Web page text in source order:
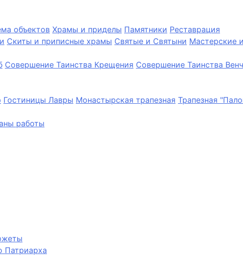
объектов Храмы и приделы Памятники Реставрация
Скиты и приписные храмы Святые и Святыни Мастерские
Совершение Таинства Крещения Совершение Таинства
Гостиницы Лавры Монастырская трапезная Трапезная
работы
Патриарха